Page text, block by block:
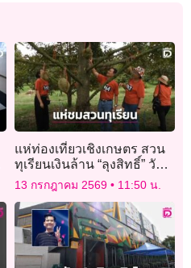
แห่ท่องเที่ยวเชิงเกษตร สวน
ทุเรียนเงินล้าน “ลุงสิทธิ์” วัย
90 ปี
13 กรกฎาคม 2569 11:50 น.